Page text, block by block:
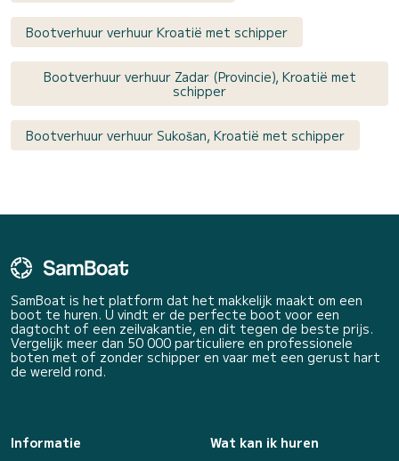
Bootverhuur verhuur Kroatië met schipper
Bootverhuur verhuur Zadar (Provincie), Kroatië met
schipper
Bootverhuur verhuur Sukošan, Kroatië met schipper
SamBoat is het platform dat het makkelijk maakt om een
boot te huren. U vindt er de perfecte boot voor een
dagtocht of een zeilvakantie, en dit tegen de beste prijs.
Vergelijk meer dan 50 000 particuliere en professionele
boten met of zonder schipper en vaar met een gerust hart
de wereld rond.
Informatie
Wat kan ik huren